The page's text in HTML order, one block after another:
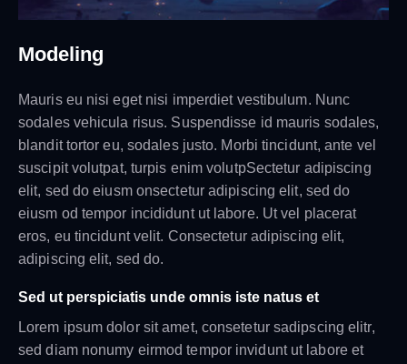
Modeling
Mauris eu nisi eget nisi imperdiet vestibulum. Nunc
sodales vehicula risus. Suspendisse id mauris sodales,
blandit tortor eu, sodales justo. Morbi tincidunt, ante vel
suscipit volutpat, turpis enim volutpSectetur adipiscing
elit, sed do eiusm onsectetur adipiscing elit, sed do
eiusm od tempor incididunt ut labore. Ut vel placerat
eros, eu tincidunt velit. Consectetur adipiscing elit,
adipiscing elit, sed do.
Sed ut perspiciatis unde omnis iste natus et
Lorem ipsum dolor sit amet, consetetur sadipscing elitr,
sed diam nonumy eirmod tempor invidunt ut labore et